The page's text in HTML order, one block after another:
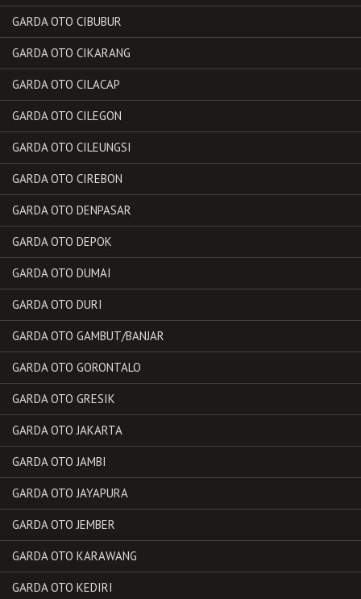
GARDA OTO CIBUBUR
GARDA OTO CIKARANG
GARDA OTO CILACAP
GARDA OTO CILEGON
GARDA OTO CILEUNGSI
GARDA OTO CIREBON
GARDA OTO DENPASAR
GARDA OTO DEPOK
GARDA OTO DUMAI
GARDA OTO DURI
GARDA OTO GAMBUT/BANJAR
GARDA OTO GORONTALO
GARDA OTO GRESIK
GARDA OTO JAKARTA
GARDA OTO JAMBI
GARDA OTO JAYAPURA
GARDA OTO JEMBER
GARDA OTO KARAWANG
GARDA OTO KEDIRI